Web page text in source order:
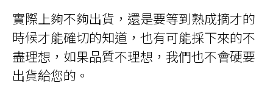
實際上夠不夠出貨，還是要等到熟成摘才的
時候才能確切的知道，也有可能採下來的不
盡理想，如果品質不理想，我們也不會硬要
出貨給您的。